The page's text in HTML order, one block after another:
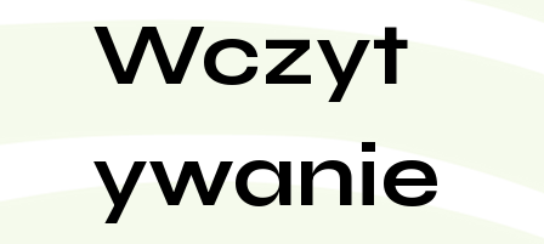
Wczyt
ywanie